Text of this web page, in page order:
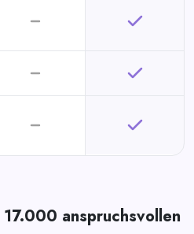
anspruchsvollen